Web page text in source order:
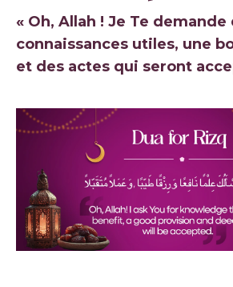
« Oh, Allah ! Je Te demande
connaissances utiles, une
et des actes qui seront